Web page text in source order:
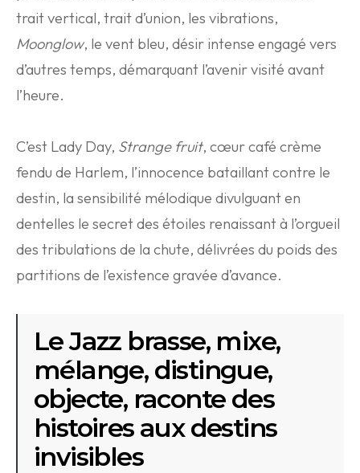
trait vertical, trait d’union, les vibrations,
Moonglow, le vent bleu, désir intense engagé vers
d’autres temps, démarquant l’avenir visité avant
l’heure.
C’est Lady Day, Strange fruit, cœur café crème
fendu de Harlem, l’innocence bataillant contre le
destin, la sensibilité mélodique divulguant en
dentelles le secret des étoiles renaissant à l’orgueil
des tribulations de la chute, délivrées du poids des
partitions de l’existence gravée d’avance.
Le Jazz brasse, mixe,
mélange, distingue,
objecte, raconte des
histoires aux destins
invisibles